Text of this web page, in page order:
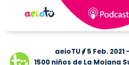
aeioTU
5 Feb.
1500 niños de La Mojana